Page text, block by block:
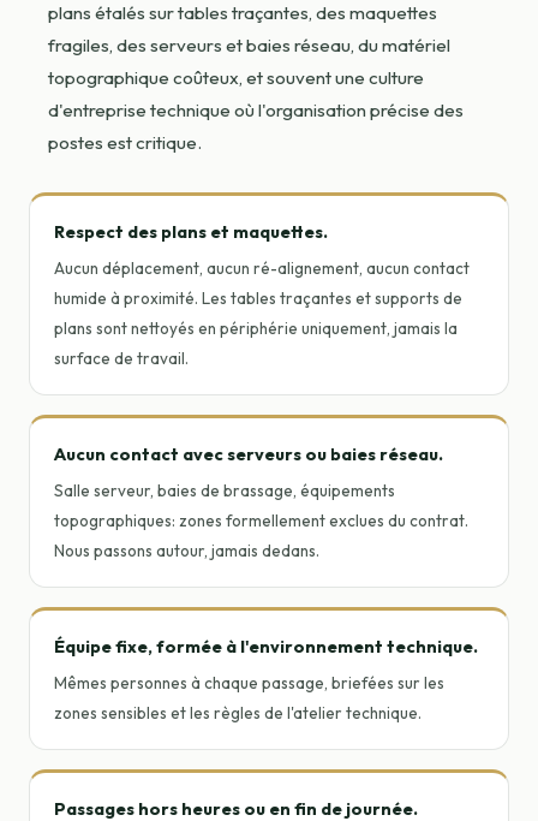
plans étalés sur tables traçantes, des maquettes
fragiles, des serveurs et baies réseau, du matériel
topographique coûteux, et souvent une culture
d'entreprise technique où l'organisation précise des
postes est critique.
Respect des plans et maquettes.
Aucun déplacement, aucun ré-alignement, aucun contact
humide à proximité. Les tables traçantes et supports de
plans sont nettoyés en périphérie uniquement, jamais la
surface de travail.
Aucun contact avec serveurs ou baies réseau.
Salle serveur, baies de brassage, équipements
topographiques: zones formellement exclues du contrat.
Nous passons autour, jamais dedans.
Équipe fixe, formée à l'environnement technique.
Mêmes personnes à chaque passage, briefées sur les
zones sensibles et les règles de l'atelier technique.
Passages hors heures ou en fin de journée.